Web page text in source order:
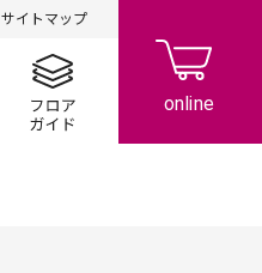
サイトマップ
サービスガイドフロアガイド